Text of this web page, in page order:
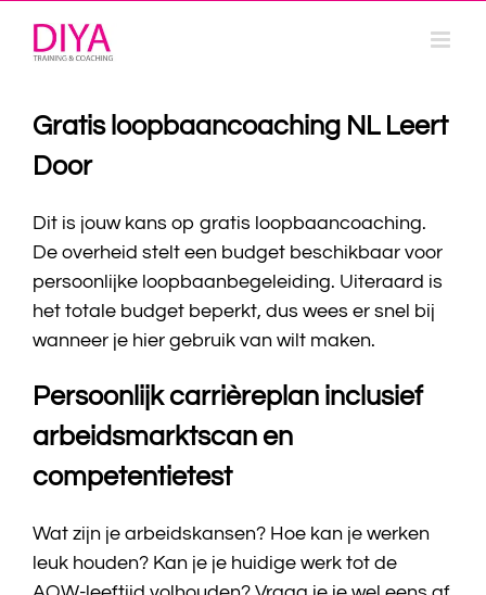
inhoud
Gratis loopbaancoaching NL Leert
Door
Dit is jouw kans op gratis loopbaancoaching.
De overheid stelt een budget beschikbaar voor
persoonlijke loopbaanbegeleiding. Uiteraard is
het totale budget beperkt, dus wees er snel bij
wanneer je hier gebruik van wilt maken.
Persoonlijk carrièreplan inclusief
arbeidsmarktscan en
competentietest
Wat zijn je arbeidskansen? Hoe kan je werken
leuk houden? Kan je je huidige werk tot de